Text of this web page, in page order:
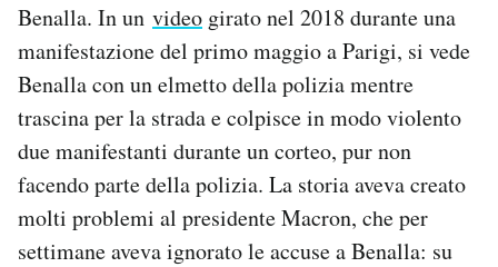
Benalla. In un video girato nel 2018 durante una
manifestazione del primo maggio a Parigi, si vede
Benalla con un elmetto della polizia mentre
trascina per la strada e colpisce in modo violento
due manifestanti durante un corteo, pur non
facendo parte della polizia. La storia aveva creato
molti problemi al presidente Macron, che per
settimane aveva ignorato le accuse a Benalla: su